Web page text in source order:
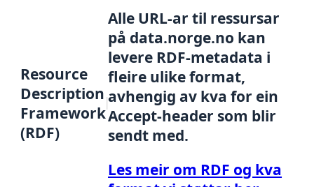
Resource
Description
Framework
(RDF)
Alle URL-ar til ressursar
på data.norge.no kan
levere RDF-metadata i
fleire ulike format,
avhengig av kva for ein
Accept-header som blir
sendt med.
Les meir om RDF og kva